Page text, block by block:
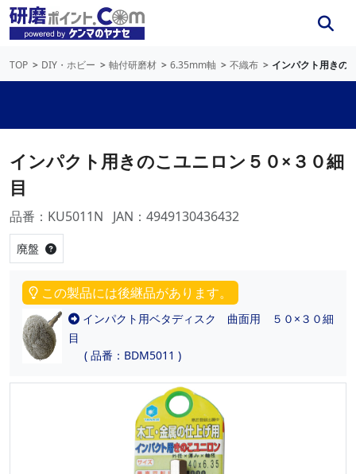
TOP DIY・ホビー 軸付研磨材 6.35mm軸 不織布 インパクト用きの
インパクト用きのこユニロン５０×３０細
目
品番：KU5011N JAN：4949130436432
廃盤
この製品には後継品があります。
インパクト用ベタディスク 曲面用 ５０×３０細
目
( 品番：BDM5011 )